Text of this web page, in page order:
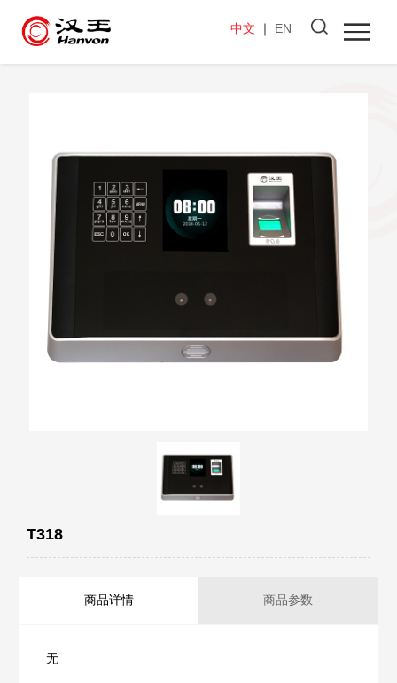
中文 ｜ EN
T318
商品详情 商品参数
无